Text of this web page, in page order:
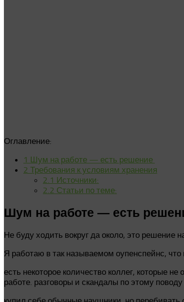
Оглавление:
1 Шум на работе — есть решение⁠ ⁠
2 Требования к условиям хранения
2.1 Источники:
2.2 Статьи по теме:
Шум на работе — есть
Не буду ходить вокруг да около, это решение
Я работаю в так называемом оупенспейнс,
есть некоторое количество коллег, которые
работе. разговоры и скандалы по этому